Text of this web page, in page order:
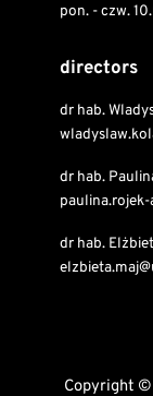
pon. - czw.
directors
dr hab.
dr hab.
dr hab.
Copyright ©